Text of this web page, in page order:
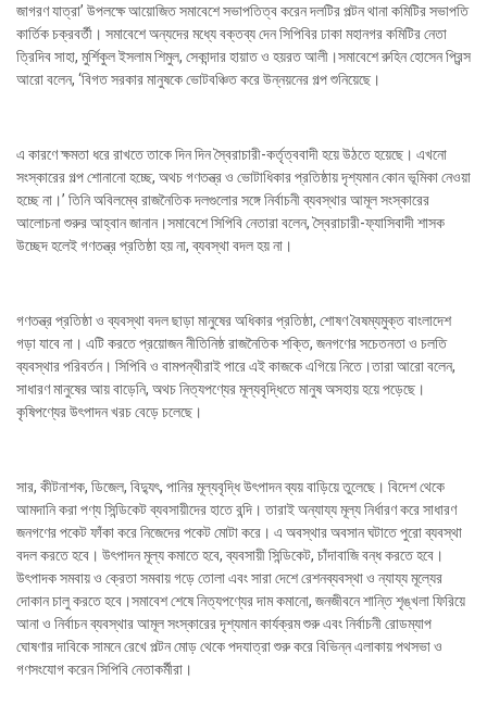
জাগরণ যাত্রা’ উপলক্ষে আয়োজিত সমাবেশে সভাপতিত্ব করেন দলটির পল্টন থানা কমিটির সভাপতি
কার্তিক চক্রবর্তী। সমাবেশে অন্যদের মধ্যে বক্তব্য দেন সিপিবির ঢাকা মহানগর কমিটির নেতা
ত্রিদিব সাহা, মুর্শিকুল ইসলাম শিমুল, সেকান্দার হায়াত ও হয়রত আলী।সমাবেশে রুহিন হোসেন প্রিন্স
আরো বলেন, ‘বিগত সরকার মানুষকে ভোটবঞ্চিত করে উন্নয়নের গল্প শুনিয়েছে।
এ কারণে ক্ষমতা ধরে রাখতে তাকে দিন দিন স্বৈরাচারী-কর্তৃত্ববাদী হয়ে উঠতে হয়েছে। এখনো
সংস্কারের গল্প শোনানো হচ্ছে, অথচ গণতন্ত্র ও ভোটাধিকার প্রতিষ্ঠায় দৃশ্যমান কোন ভূমিকা নেওয়া
হচ্ছে না।’ তিনি অবিলম্বে রাজনৈতিক দলগুলোর সঙ্গে নির্বাচনী ব্যবস্থার আমূল সংস্কারের
আলোচনা শুরুর আহ্বান জানান।সমাবেশে সিপিবি নেতারা বলেন, স্বৈরাচারী-ফ্যাসিবাদী শাসক
উচ্ছেদ হলেই গণতন্ত্র প্রতিষ্ঠা হয় না, ব্যবস্থা বদল হয় না।
গণতন্ত্র প্রতিষ্ঠা ও ব্যবস্থা বদল ছাড়া মানুষের অধিকার প্রতিষ্ঠা, শোষণ বৈষম্যমুক্ত বাংলাদেশ
গড়া যাবে না। এটি করতে প্রয়োজন নীতিনিষ্ঠ রাজনৈতিক শক্তি, জনগণের সচেতনতা ও চলতি
ব্যবস্থার পরিবর্তন। সিপিবি ও বামপন্থীরাই পারে এই কাজকে এগিয়ে নিতে।তারা আরো বলেন,
সাধারণ মানুষের আয় বাড়েনি, অথচ নিত্যপণ্যের মূল্যবৃদ্ধিতে মানুষ অসহায় হয়ে পড়েছে।
কৃষিপণ্যের উৎপাদন খরচ বেড়ে চলেছে।
সার, কীটনাশক, ডিজেল, বিদ্যুৎ, পানির মূল্যবৃদ্ধি উৎপাদন ব্যয় বাড়িয়ে তুলেছে। বিদেশ থেকে
আমদানি করা পণ্য সিন্ডিকেট ব্যবসায়ীদের হাতে বন্দি। তারাই অন্যায্য মূল্য নির্ধারণ করে সাধারণ
জনগণের পকেট ফাঁকা করে নিজেদের পকেট মোটা করে। এ অবস্থার অবসান ঘটাতে পুরো ব্যবস্থা
বদল করতে হবে। উৎপাদন মূল্য কমাতে হবে, ব্যবসায়ী সিন্ডিকেট, চাঁদাবাজি বন্ধ করতে হবে।
উৎপাদক সমবায় ও ক্রেতা সমবায় গড়ে তোলা এবং সারা দেশে রেশনব্যবস্থা ও ন্যায্য মূল্যের
দোকান চালু করতে হবে।সমাবেশ শেষে নিত্যপণ্যের দাম কমানো, জনজীবনে শান্তি শৃঙ্খলা ফিরিয়ে
আনা ও নির্বাচন ব্যবস্থার আমূল সংস্কারের দৃশ্যমান কার্যক্রম শুরু এবং নির্বাচনী রোডম্যাপ
ঘোষণার দাবিকে সামনে রেখে পল্টন মোড় থেকে পদযাত্রা শুরু করে বিভিন্ন এলাকায় পথসভা ও
গণসংযোগ করেন সিপিবি নেতাকর্মীরা।